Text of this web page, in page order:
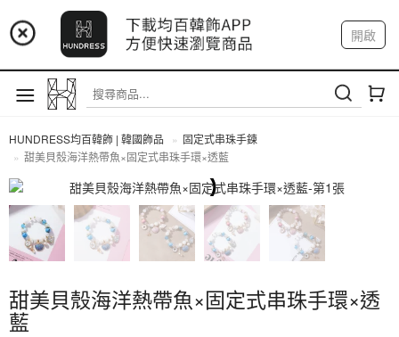
📢 市集預告：9/4-9/6 淡水捷運站
📢 市集預告：9/12-9/13 八里海巡基地
📢 市集預告：8/22-8/23 桃園青埔置地廣場
開啟
註冊 我的帳戶
HUNDRESS均百韓飾 | 韓國飾品
固定式串珠手鍊
甜美貝殼海洋熱帶魚×固定式串珠手環×透藍
固定式串珠手鍊
甜美貝殼海洋熱帶魚×固定式串珠手環×透
藍